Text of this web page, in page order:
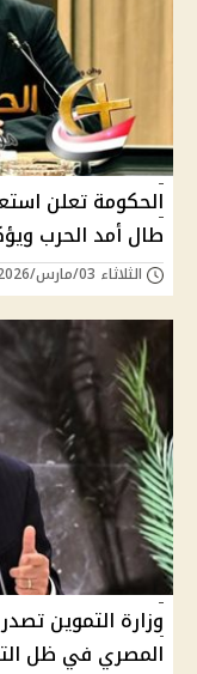
الحكومة تعلن
طال أمد الحرب
الثلاثاء 03/مارس/2026 - 03:52 م
وزارة التموين
المصري في ظل